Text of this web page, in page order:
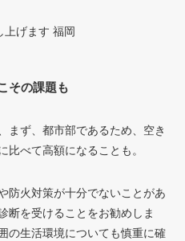
その課題も
まず、都市部であるため、空き
比べて高額になることも。
防火対策が十分でないことがあ
断を受けることをお勧めしま
の生活環境についても慎重に確